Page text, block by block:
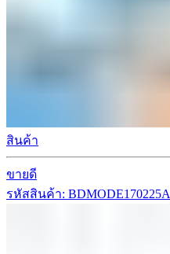
สินค้า
ขายดี
รหัสสินค้า: BDMODE170225A